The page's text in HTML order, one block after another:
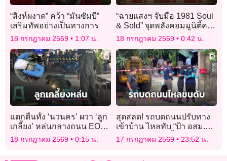
“สิงห์ผงาด” คว้า “มันซัมบี”
เสริมทัพอย่างเป็นทางการ
18 กรกฎาคม 2569 1:07 น.
“ฉายแสงฯ จับมือ 1981 Soul
& Sold” จุดพลังคอมมูนิตี้คอ
หนัง-คอบอล
18 กรกฎาคม 2569 0:42 น.
แตกตื่นทั้ง ‘นวนคร’ ผวา ‘ลูก
เกลี้ยง’ หล่นกลางถนน EOD
เก็บกู้ พบเป็นเพียง ‘โมเดล
ระเบิด M67’
18 กรกฎาคม 2569 0:15 น.
สุดสลด! รถบดถนนปรับทาง
เข้าบ้าน ไหลทับ “ป้า อสม.วัย
60” ดับคาประตูรั้ว
17 กรกฎาคม 2569 23:52 น.